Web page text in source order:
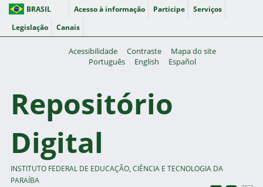
BRASIL Acesso à informação Participe
Serviços
Legislação
Canais
Acessibilidade Contraste
Mapa do site
Português
English Español
Repositório
Digital
INSTITUTO FEDERAL DE EDUCAÇÃO, CIÊNCIA E TECNOLOGIA DA
PARAÍBA